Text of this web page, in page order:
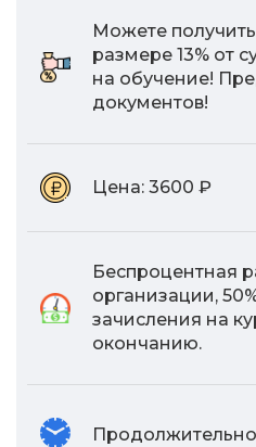
Можете
размере 13% от
на обучение!
документов!
Цена: 3600 ₽
Беспроцентная
организации,
зачисления на
окончанию.